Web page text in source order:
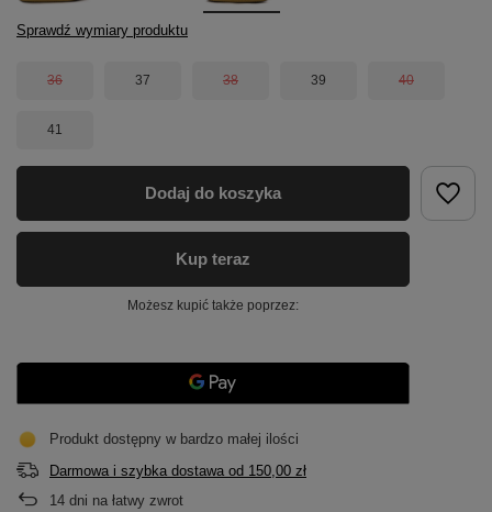
Sprawdź wymiary produktu
36 37 38 39 40
41
Dodaj do koszyka
Kup teraz
Możesz kupić także poprzez:
Produkt dostępny w bardzo małej ilości
Darmowa i szybka dostawa od 150,00 zł
14 dni na łatwy zwrot